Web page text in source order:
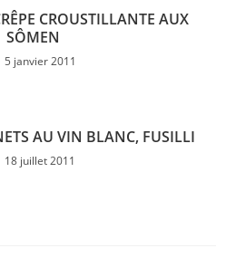
CROUSTILLANTE AUX
SÔMEN
5 janvier 2011
AU VIN BLANC, FUSILLI
18 juillet 2011